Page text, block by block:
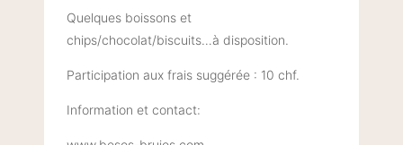
Quelques boissons et
chips/chocolat/biscuits…à disposition.
Participation aux frais suggérée : 10 chf.
Information et contact: